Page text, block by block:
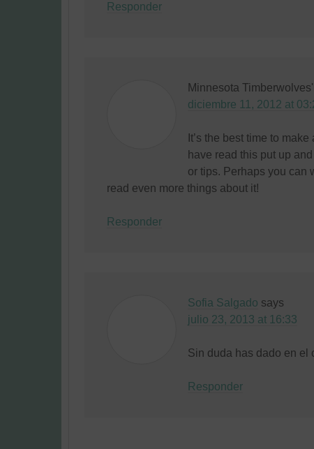
Responder
Minnesota
diciembre 11, 2012 at
It’s the best time to
have read this put up
or tips. Perhaps you can
read even more things about it!
Responder
Sofia Salgado says
julio 23, 2013 at 16:33
Sin duda has dado en el
Responder